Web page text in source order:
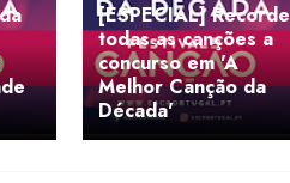
[ESPECIAL] Recorde
todas as canções a
concurso em 'A
Melhor Canção da
Década'